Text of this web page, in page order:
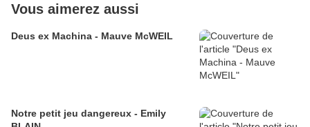
Vous aimerez aussi
Deus ex Machina - Mauve McWEIL
Notre petit jeu dangereux - Emily